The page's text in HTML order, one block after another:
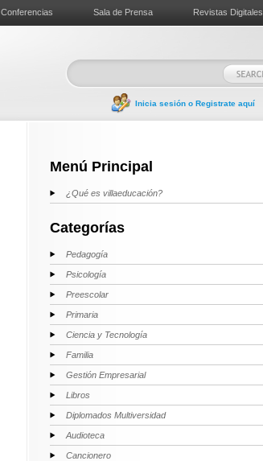
Conferencias Sala de Prensa Revistas Digitales
Inicia sesión o Registrate aquí
Menú Principal
¿Qué es villaeducación?
Categorías
Pedagogía
Psicología
Preescolar
Primaria
Ciencia y Tecnología
Familia
Gestión Empresarial
Libros
Diplomados Multiversidad
Audioteca
Cancionero